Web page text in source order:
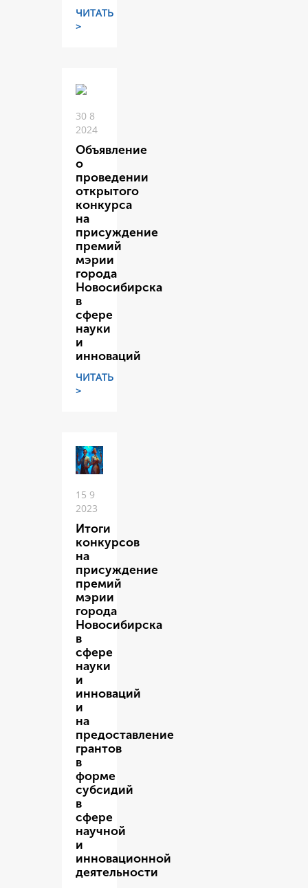
ЧИТАТЬ
>
30 8
2024
Объявление
о
проведении
открытого
конкурса
на
присуждение
премий
мэрии
города
Новосибирска
в
сфере
науки
и
инноваций
ЧИТАТЬ
>
15 9
2023
Итоги
конкурсов
на
присуждение
премий
мэрии
города
Новосибирска
в
сфере
науки
и
инноваций
и
на
предоставление
грантов
в
форме
субсидий
в
сфере
научной
и
инновационной
деятельности